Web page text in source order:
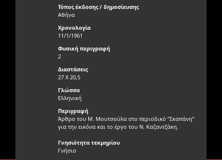
Τόπος έκδοσης / δημοσίευσης
Αθήνα
Χρονολογία
11/1/1961
Φυσική περιγραφή
2
Διαστάσεις
27 X 20,5
Γλώσσα
Ελληνική
Περιγραφή
Άρθρο του Μ. Μουτσούλα στο περιοδικό “Σκαπάνη”
για την εικόνα και το έργο του Ν. Καζαντζάκη.
Γνησιότητα τεκμηρίου
Γνήσιο